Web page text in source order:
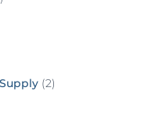
(2)